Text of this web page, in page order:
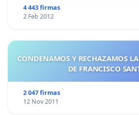
4 443 firmas
2 Feb 2012
CONDENAMOS Y RECHAZAMOS
DE FRANCISCO
2 047 firmas
12 Nov 2011